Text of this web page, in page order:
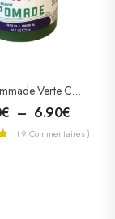
DAX Pommade Verte Cheveux Secs (Vegetable Oils)
€ – 6.90€
( 9 Commentaires )